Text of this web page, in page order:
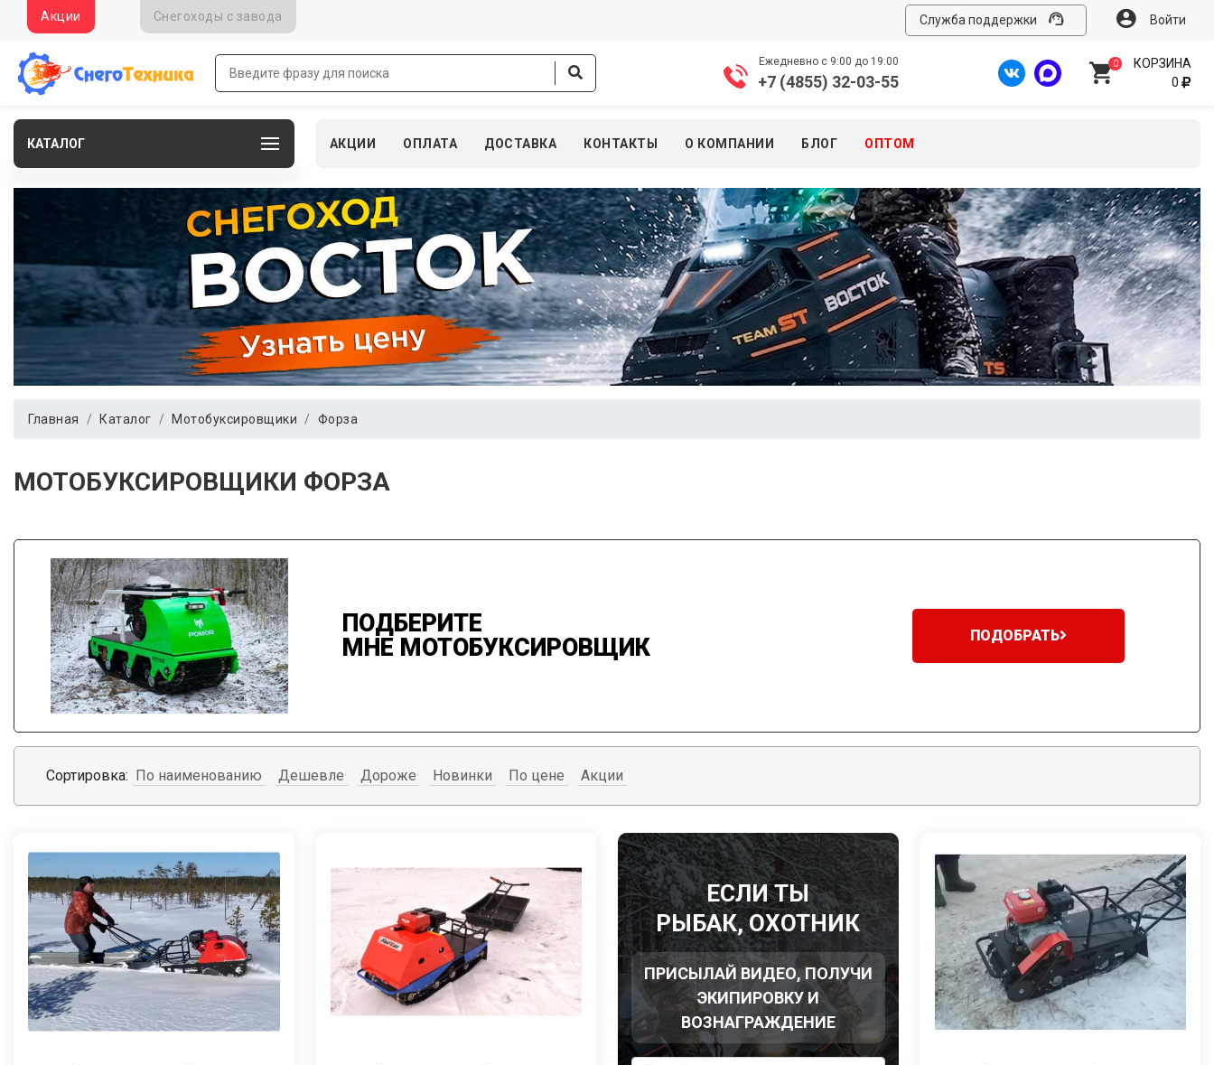
Акции Снегоходы c завода Служба поддержки Войти
Ежедневно с 9:00 до 19:00
+7 (4855) 32-03-55
0
КОРЗИНА
0
КАТАЛОГ АКЦИИ ОПЛАТА ДОСТАВКА КОНТАКТЫ О КОМПАНИИ БЛОГ ОПТОМ
Главная Каталог Мотобуксировщики Форза
МОТОБУКСИРОВЩИКИ ФОРЗА
ПОДБЕРИТЕ
МНЕ МОТОБУКСИРОВЩИК
ПОДОБРАТЬ
Сортировка: По наименованию Дешевле Дороже Новинки По цене Акции
ЕСЛИ ТЫ
РЫБАК, ОХОТНИК
ПРИСЫЛАЙ ВИДЕО, ПОЛУЧИ
ЭКИПИРОВКУ И
ВОЗНАГРАЖДЕНИЕ